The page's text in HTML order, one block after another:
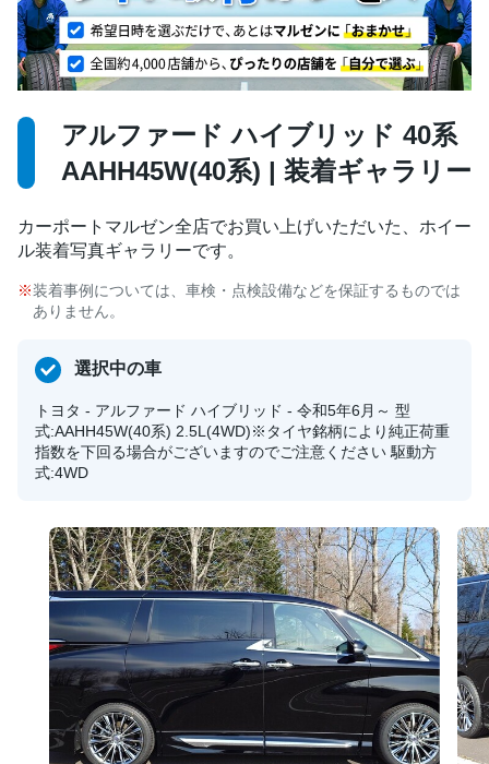
アルファード ハイブリッド 40系
AAHH45W(40系) | 装着ギャラリー
カーポートマルゼン全店でお買い上げいただいた、ホイー
ル装着写真ギャラリーです。
装着事例については、車検・点検設備などを保証するものでは
ありません。
選択中の車
トヨタ - アルファード ハイブリッド - 令和5年6月～ 型
式:AAHH45W(40系) 2.5L(4WD)※タイヤ銘柄により純正荷重
指数を下回る場合がございますのでご注意ください 駆動方
式:4WD